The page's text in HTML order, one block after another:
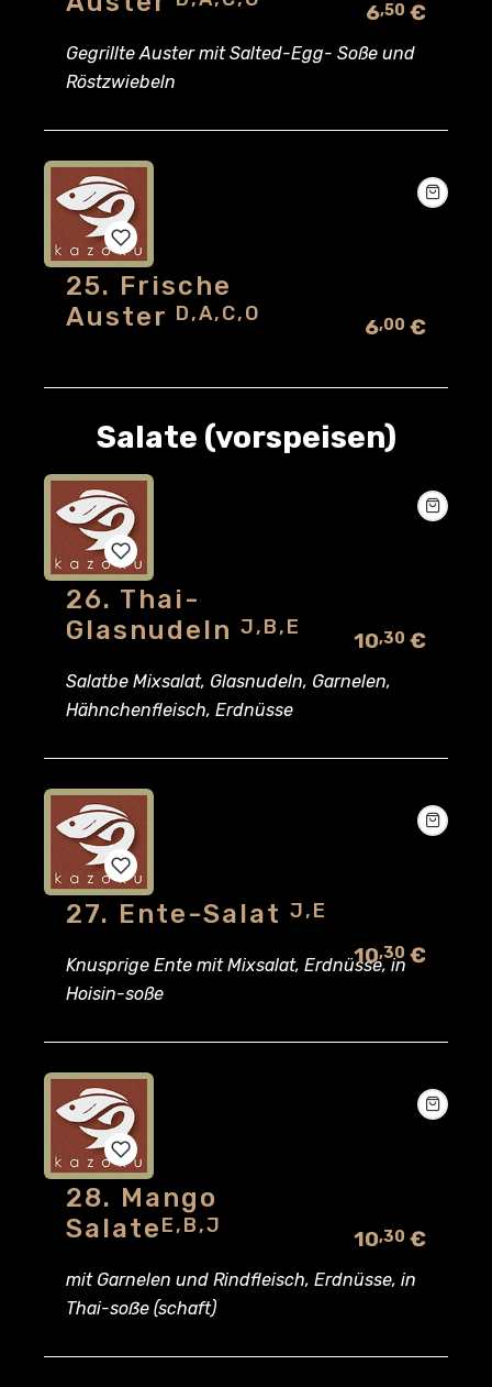
wishlist
Gegrillte Auster mit Salted-Egg- Soße und
Röstzwiebeln
6,50 €
Add
25. Frische
Auster D,A,C,O
6,00 €
Salate (vorspeisen)
wishlist
26. Thai-
Glasnudeln J,B,E
Salatbe Mixsalat, Glasnudeln, Garnelen,
Hähnchenfleisch, Erdnüsse
10,30 €
to
wishlist
27. Ente-Salat J,E
Knusprige Ente mit Mixsalat, Erdnüsse, in
Hoisin-soße
10,30 €
Add
wishlist
28. Mango
SalateE,B,J
mit Garnelen und Rindfleisch, Erdnüsse, in
Thai-soẞe (schaft)
10,30 €